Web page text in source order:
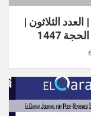
الثلاثون |